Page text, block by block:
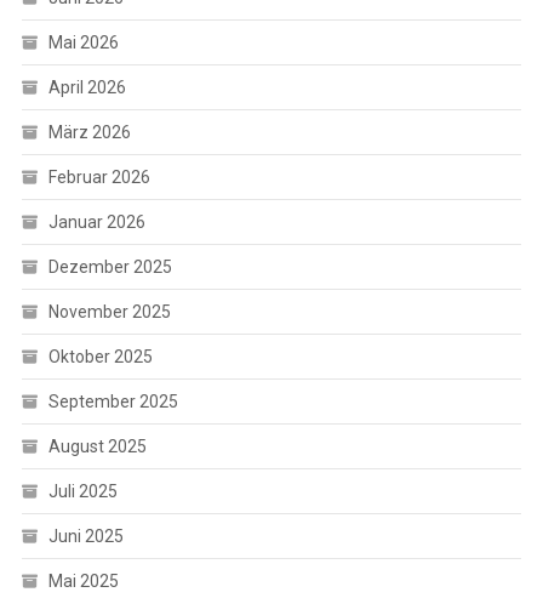
Mai 2026
April 2026
März 2026
Februar 2026
Januar 2026
Dezember 2025
November 2025
Oktober 2025
September 2025
August 2025
Juli 2025
Juni 2025
Mai 2025